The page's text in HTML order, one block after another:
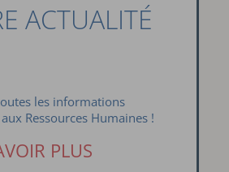
ACTUALITÉ
les informations
Ressources Humaines !
PLUS